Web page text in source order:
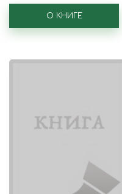
климата
О КНИГЕ